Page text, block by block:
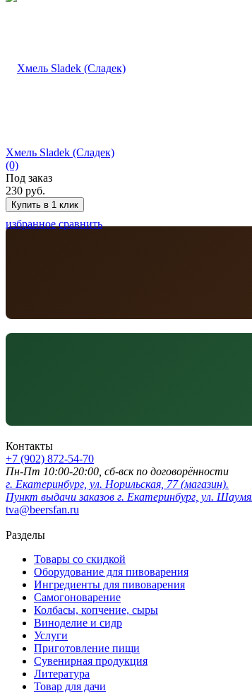
избранное сравнить
Хмель Sladek (Сладек)
(0)
Под заказ
230 руб.
Контакты
+7 (902) 872-54-70
Пн-Пт 10:00-20:00, сб-вск по договорённости
г. Екатеринбург, ул. Норильская, 77 (магазин).
Пункт выдачи заказов г. Екатеринбург, ул.
tva@beersfan.ru
Разделы
Товары со скидкой
Оборудование для пивоварения
Ингредиенты для пивоварения
Самогоноварение
Колбасы, копчение, сыры
Виноделие и сидр
Услуги
Приготовление пищи
Сувенирная продукция
Литература
Товар для дачи